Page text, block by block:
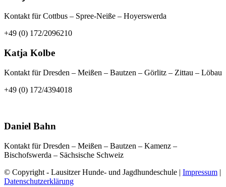
Kontakt für Cottbus – Spree-Neiße – Hoyerswerda
+49 (0) 172/2096210
Katja Kolbe
Kontakt für Dresden – Meißen – Bautzen – Görlitz – Zittau – Löbau
+49 (0) 172/4394018
Daniel Bahn
Kontakt für Dresden – Meißen – Bautzen – Kamenz –
Bischofswerda – Sächsische Schweiz
© Copyright - Lausitzer Hunde- und Jagdhundeschule | Impressum |
Datenschutzerklärung